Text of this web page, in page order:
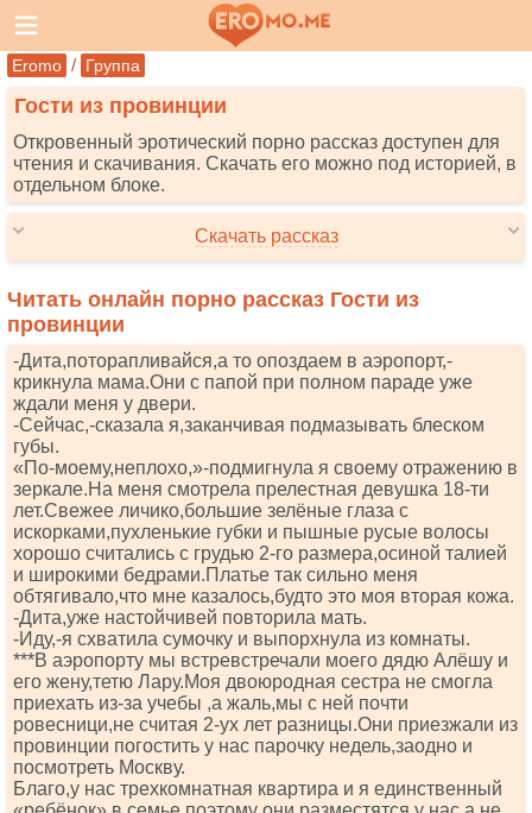
Eromo / Группа
Гости из провинции
Откровенный эротический порно рассказ доступен для
чтения и скачивания. Скачать его можно под историей, в
отдельном блоке.
Скачать рассказ
Читать онлайн порно рассказ Гости из
провинции
-Дита,поторапливайся,а то опоздаем в аэропорт,-
крикнула мама.Они с папой при полном параде уже
ждали меня у двери.
-Сейчас,-сказала я,заканчивая подмазывать блеском
губы.
«По-моему,неплохо,»-подмигнула я своему отражению в
зеркале.На меня смотрела прелестная девушка 18-ти
лет.Свежее личико,большие зелёные глаза с
искорками,пухленькие губки и пышные русые волосы
хорошо считались с грудью 2-го размера,осиной талией
и широкими бедрами.Платье так сильно меня
обтягивало,что мне казалось,будто это моя вторая кожа.
-Дита,уже настойчивей повторила мать.
-Иду,-я схватила сумочку и выпорхнула из комнаты.
***В аэропорту мы встревстречали моего дядю Алёшу и
его жену,тетю Лару.Моя двоюродная сестра не смогла
приехать из-за учебы ,а жаль,мы с ней почти
ровесници,не считая 2-ух лет разницы.Они приезжали из
провинции погостить у нас парочку недель,заодно и
посмотреть Москву.
Благо,у нас трехкомнатная квартира и я единственный